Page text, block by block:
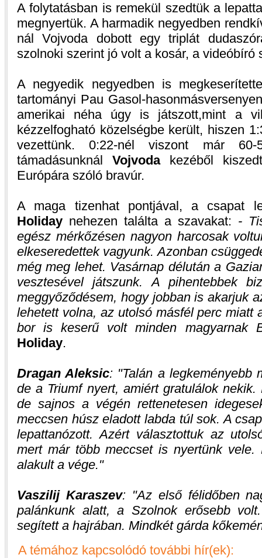
A folytatásban is remekül szedtük a
megnyertük. A harmadik negyedben
nál Vojvoda dobott egy triplát
szolnoki szerint jó volt a kosár, a videóbíró
A negyedik negyedben is
tartományi Pau Gasol-
amerikai néha úgy is játszott,mint a
kézzelfogható közelségbe került, hiszen
vezettünk. 0:22-nél viszont már
támadásunknál Vojvodakezéből
Európára szóló bravúr.
A maga tizenhat pontjával, a csapat
Holiday nehezen találta a szavakat: -
egész mérkőzésen nagyon harcosak
elkeseredettek vagyunk. Azonban
még meg lehet. Vasárnap délután a
vesztesével játszunk. A pihentebbek
meggyőződésem, hogy jobban is akarjuk
lehetett volna, az utolsó másfél perc miatt
bor is keserű volt minden magyarnak
Holiday.
Dragan Aleksic:
Talán a legkeményebb
de a Triumf nyert, amiért gratulálok
de sajnos a végén rettenetesen
meccsen húsz eladott labda túl sok. A
lepattanózott. Azért választottuk az
mert már több meccset is nyertünk vele.
alakult a vége.
Vaszilij Karaszev:
Az első félidőben
palánkunk alatt, a Szolnok erősebb
segített a hajrában. Mindkét gárda
A témához kapcsolódó további hír(ek):